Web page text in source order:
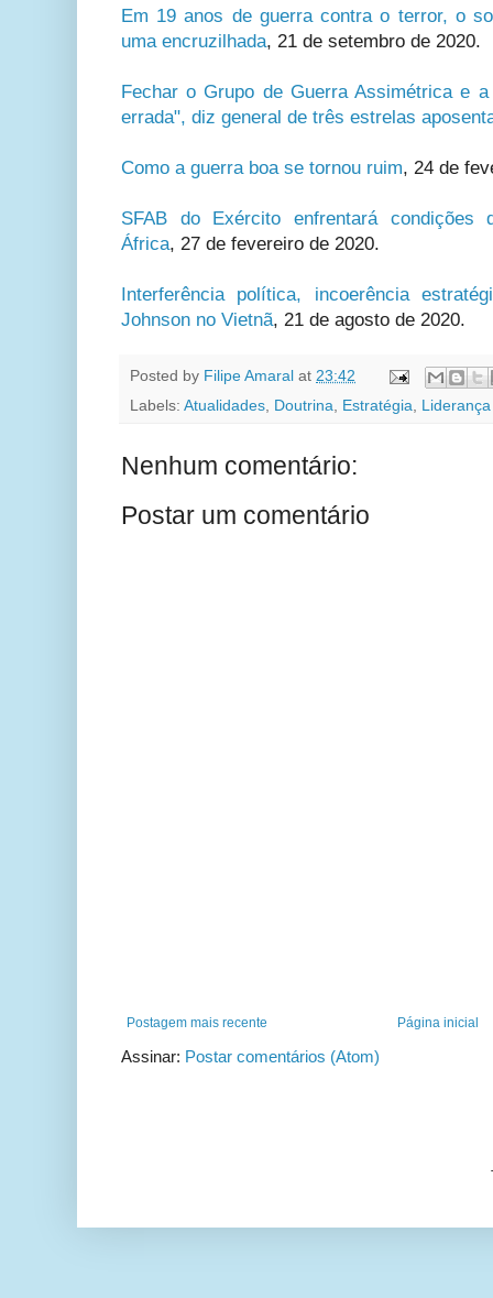
Em 19 anos de guerra contra o terror, o
uma encruzilhada, 21 de setembro de 2020.
Fechar o Grupo de Guerra Assimétrica e
errada", diz general de três estrelas
Como a guerra boa se tornou ruim, 24 de
SFAB do Exército enfrentará
África, 27 de fevereiro de 2020.
Interferência política, incoerência
Johnson no Vietnã, 21 de agosto de 2020.
Posted by Filipe Amaral at 23:42
Labels: Atualidades Doutrina Estratégia Liderança
Nenhum comentário:
Postar um comentário
Postagem mais recente Página inicial
Assinar: Postar comentários (Atom)